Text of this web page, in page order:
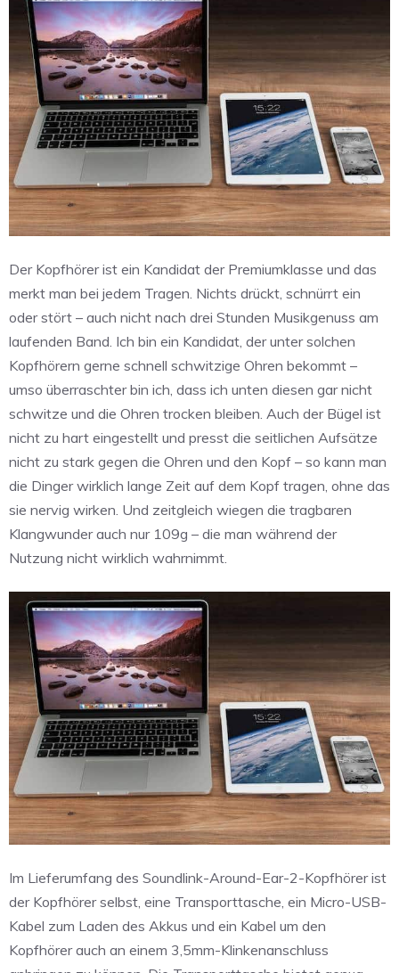
Der Kopfhörer ist ein Kandidat der Premiumklasse und das
merkt man bei jedem Tragen. Nichts drückt, schnürrt ein
oder stört – auch nicht nach drei Stunden Musikgenuss am
laufenden Band. Ich bin ein Kandidat, der unter solchen
Kopfhörern gerne schnell schwitzige Ohren bekommt –
umso überraschter bin ich, dass ich unten diesen gar nicht
schwitze und die Ohren trocken bleiben. Auch der Bügel ist
nicht zu hart eingestellt und presst die seitlichen Aufsätze
nicht zu stark gegen die Ohren und den Kopf – so kann man
die Dinger wirklich lange Zeit auf dem Kopf tragen, ohne das
sie nervig wirken. Und zeitgleich wiegen die tragbaren
Klangwunder auch nur 109g – die man während der
Nutzung nicht wirklich wahrnimmt.
Im Lieferumfang des Soundlink-Around-Ear-2-Kopfhörer ist
der Kopfhörer selbst, eine Transporttasche, ein Micro-USB-
Kabel zum Laden des Akkus und ein Kabel um den
Kopfhörer auch an einem 3,5mm-Klinkenanschluss